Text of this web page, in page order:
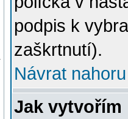
podpis k
zaškrtnutí).
Návrat nahoru
Jak vytvořím